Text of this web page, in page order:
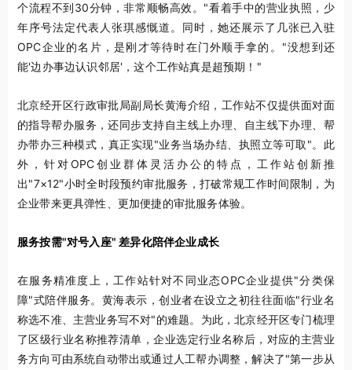
个流程不到30分钟，非常顺畅高效。"看着手中的营业执照，少
年序号法定代表人张琪感慨道。同时， 她还展示了 几张已入驻
OPC企业的名片，是刚才等待时在门外顺手拿的。"没想到还
能'边办事边认识邻居'，这个工作站真是超预期！"
北京经开区行政审批局副局长黄海介绍，工作站不仅提供面对面
的指导帮办服务，还同步支持自主线上办理、自主线下办理、帮
办带办三种模式，真正实现"业务当场办结、执照立等可取"。此
外，针对OPC创业群体灵活办公的特点，工作站创新推
出"7×12"小时全时段预约审批服务，打破常规工作时间限制，为
企业带来更具弹性、更加便捷的审批服务体验。
服务按需"对号入座" 差异化陪伴企业成长
在服务精准度上，工作站针对不同业态OPC企业提供"分类保
障"式陪伴服务。黄海表示 ，创业者在设立之初往往面临"行业名
称选不准、主营业务写不对"的难题。为此，北京经开区专门梳理
了区级行业名称推荐清单，企业选定行业名称后，对应的主营业
务方向可由系统自动带出或通过人工帮办调整，解决了"第一步从